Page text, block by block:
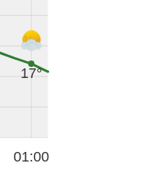
17°
01:00